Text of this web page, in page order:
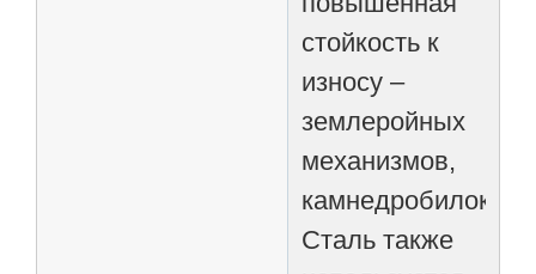
стойкость к
износу –
землеройных
механизмов,
камнедробилок.
Сталь также